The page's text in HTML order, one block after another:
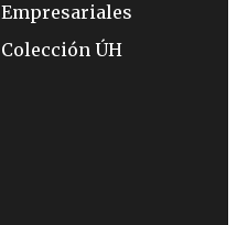
Empresariales
Colección ÚH